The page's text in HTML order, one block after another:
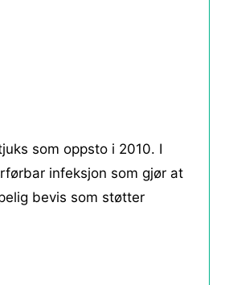
som oppsto i 2010. I
infeksjon som gjør at
bevis som støtter